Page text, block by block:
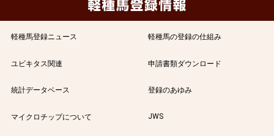
軽種馬登録ニュース 軽種馬の登録の仕組み
ユビキタス関連 申請書類ダウンロード
統計データベース 登録のあゆみ
マイクロチップについて JWS